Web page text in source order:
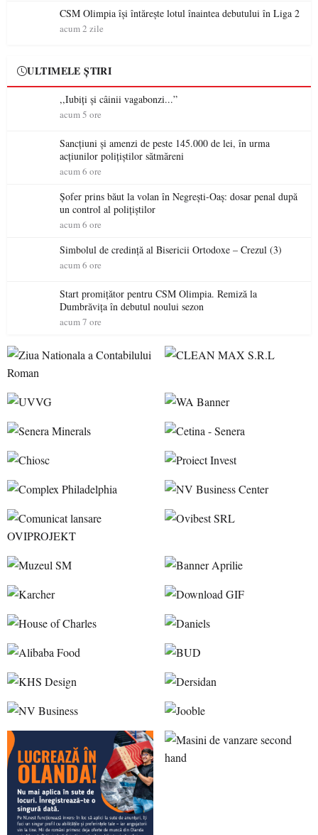
CSM Olimpia își întărește lotul înaintea debutului în Liga 2
acum 2 zile
ULTIMELE ȘTIRI
,,Iubiți și câinii vagabonzi...”
acum 5 ore
Sancțiuni și amenzi de peste 145.000 de lei, în urma
acțiunilor polițiștilor sătmăreni
acum 6 ore
Șofer prins băut la volan în Negrești-Oaș: dosar penal după
un control al polițiștilor
acum 6 ore
Simbolul de credinţă al Bisericii Ortodoxe – Crezul (3)
acum 6 ore
Start promițător pentru CSM Olimpia. Remiză la
Dumbrăvița în debutul noului sezon
acum 7 ore